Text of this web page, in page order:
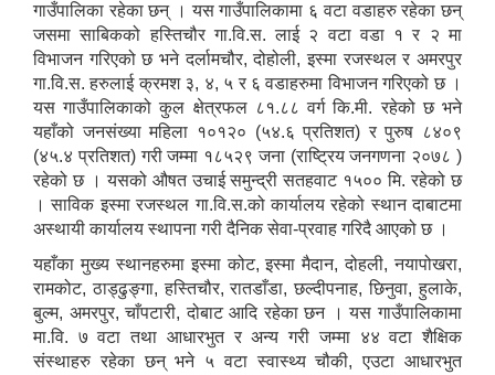
गाउँपालिका रहेका छन् । यस गाउँपालिकामा ६ वटा वडाहरु रहेका छन्
जसमा साबिकको हस्तिचौर गा.वि.स. लाई २ वटा वडा १ र २ मा
विभाजन गरिएको छ भने दर्लामचौर, दोहोली, इस्मा रजस्थल र अमरपुर
गा.वि.स. हरुलाई क्रमश ३, ४, ५ र ६ वडाहरुमा विभाजन गरिएको छ ।
यस गाउँपालिकाको कुल क्षेत्रफल ८१.८८ वर्ग कि.मी. रहेको छ भने
यहाँको जनसंख्या महिला १०१२० (५४.६ प्रतिशत) र पुरुष ८४०९
(४५.४ प्रतिशत) गरी जम्मा १८५२९ जना (राष्ट्रिय जनगणना २०७८ )
रहेको छ । यसको औषत उचाई समुन्द्री सतहवाट १५०० मि. रहेको छ
। साविक इस्मा रजस्थल गा.वि.स.को कार्यालय रहेको स्थान दाबाटमा
अस्थायी कार्यालय स्थापना गरी दैनिक सेवा-प्रवाह गरिदै आएको छ ।
यहाँका मुख्य स्थानहरुमा इस्मा कोट, इस्मा मैदान, दोहली, नयापोखरा,
रामकोट, ठाड्ढुङ्गा, हस्तिचौर, रातडाँडा, छल्दीपनाह, छिनुवा, हुलाके,
बुल्म, अमरपुर, चाँपटारी, दोबाट आदि रहेका छन । यस गाउँपालिकामा
मा.वि. ७ वटा तथा आधारभुत र अन्य गरी जम्मा ४४ वटा शैक्षिक
संस्थाहरु रहेका छन् भने ५ वटा स्वास्थ्य चौकी, एउटा आधारभुत